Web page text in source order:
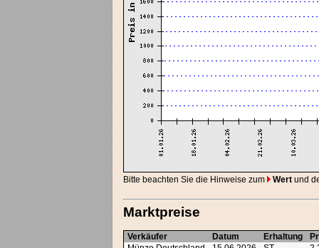
Bitte beachten Sie die Hinweise zum Wert und
Marktpreise
Verkäufer Datum Erhaltung